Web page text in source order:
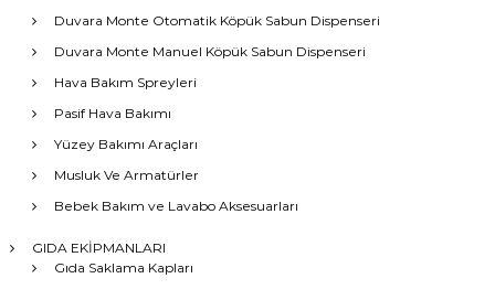
Duvara Monte Otomatik Köpük Sabun Dispenseri
Duvara Monte Manuel Köpük Sabun Dispenseri
Hava Bakım Spreyleri
Pasif Hava Bakımı
Yüzey Bakımı Araçları
Musluk Ve Armatürler
Bebek Bakım ve Lavabo Aksesuarları
GIDA EKİPMANLARI
Gıda Saklama Kapları